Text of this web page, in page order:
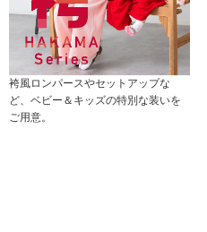
袴風ロンパースやセットアップな
ど、ベビー＆キッズの特別な装いを
ご用意。